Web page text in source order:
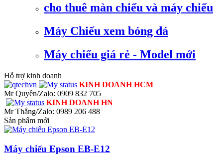
cho thuê màn chiếu và máy chiếu
Máy Chiếu xem bóng đá
Máy chiếu giá rẻ - Model mới
Hỗ trợ kinh doanh
KINH DOANH HCM
Mr Quyền/Zalo: 0909 832 705
KINH DOANH HN
Mr Thắng/Zalo: 0989 206 488
Sản phẩm mới
Máy chiếu Epson EB-E12